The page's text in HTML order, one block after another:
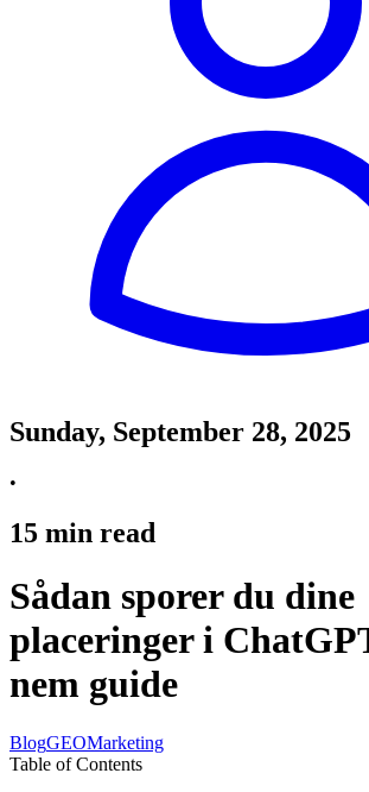
Sunday, September 28, 2025
•
15 min read
Sådan sporer du dine
placeringer i
nem guide
BlogGEOMarketing
Table of Contents